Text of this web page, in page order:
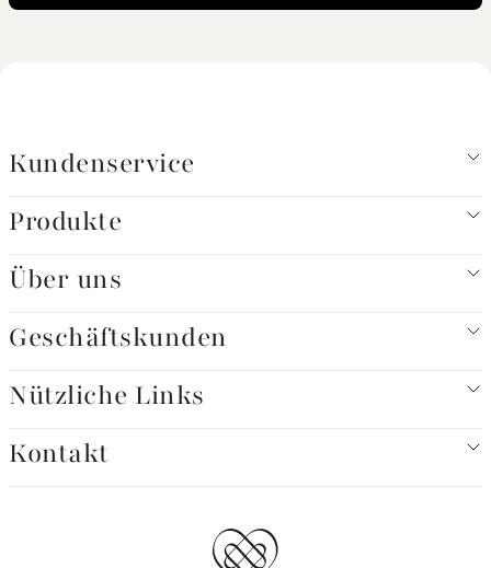
Kundenservice
Produkte
Über uns
Geschäftskunden
Nützliche Links
Kontakt